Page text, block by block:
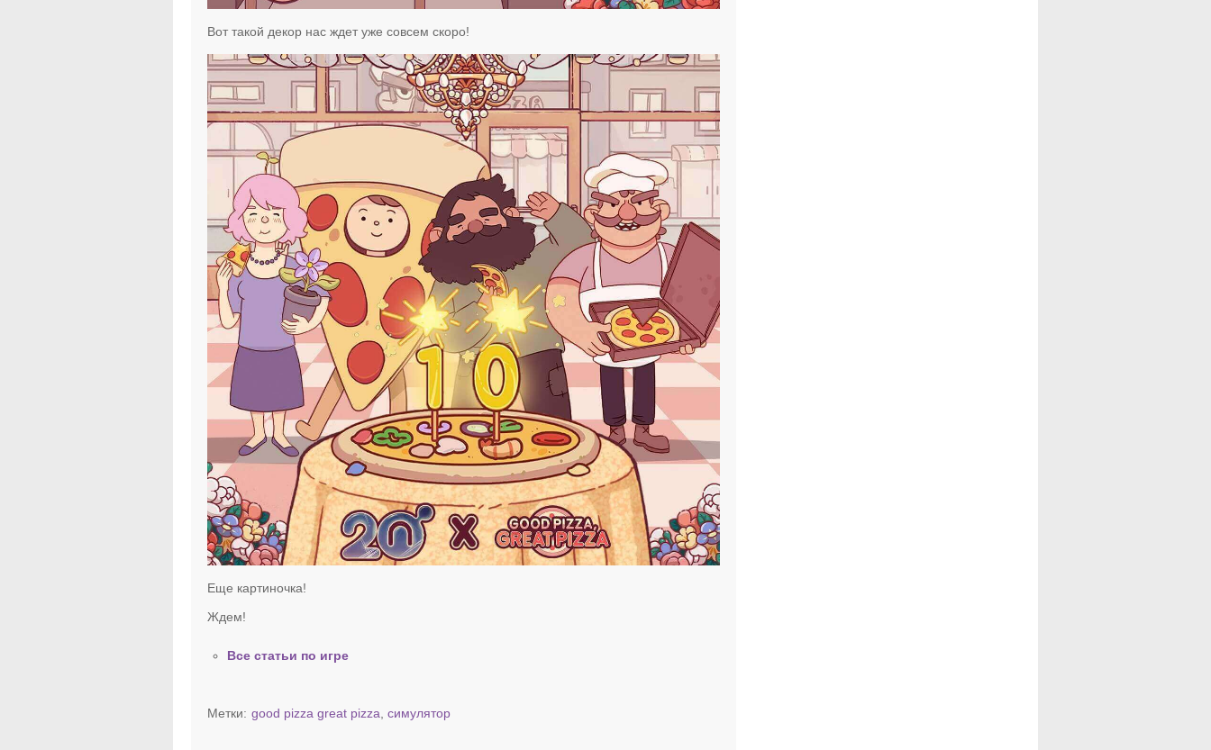
Вот такой декор нас ждет уже совсем скоро!
Еще картиночка!
Ждем!
Все статьи по игре
Метки: good pizza great pizza ,симулятор